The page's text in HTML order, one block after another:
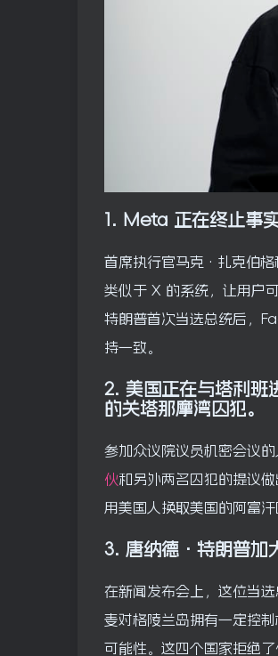
1. Meta 正在终止事
首席执行官马克·扎克伯格
类似于 X 的系统，让用户
特朗普首次当选总统后，
持一致。
2. 美国正在与塔利班
的关塔那摩湾囚犯。
参加众议院议员机密会议
伙和另外两名囚犯的提议
用美国人换取美国的阿富汗
3. 唐纳德·特朗普加
在新闻发布会上，这位当选
麦对格陵兰岛拥有一定控
可能性。这四个国家拒绝